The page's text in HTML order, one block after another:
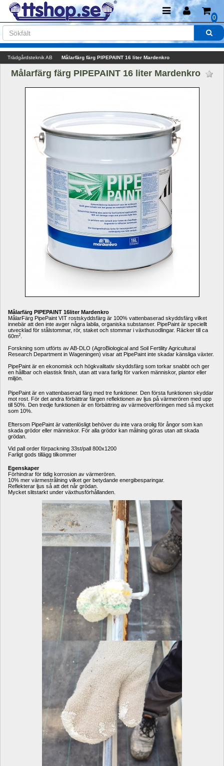
0
Trädgårdsteknik AB Målarfärg färg PIPEPAINT 16 liter Mardenkro
Målarfärg färg PIPEPAINT 16 liter Mardenkro
Målarfärg PIPEPAINT 16liter Mardenkro
MålarFärg PipePaint VIT rostskyddsfärg är 100% vattenbaserad skyddsfärg vilket
innebär att den inte avger några labila, organiska substanser. PipePaint är speciellt
utvecklad för stålstommar, rör, staket och stommar i växthusodlingar. Räcker till ca
60m2
Forskning som utförts av AB-DLO (AgroBiological and Soil Fertility Agricultural
Research Department in Wageningen) visar att PipePaint inte skadar känsliga växter.
PipePaint är en ekonomisk och högkvalitativ skyddsfärg som torkar snabbt och ger
en hållbar och elastisk finish, utan att vara farlig för varken människor, plantor eller
miljön.
PipePaint är en vattenbaserad färg med tre funktioner. Den första funktionen skyddar
mot rost. För det andra förbättrar färgen reflektionen av ljus på värmerören med upp
till 50%. Den tredje funktionen är en förbättring av värmeöverföringen med så mycket
som 10%.
Eftersom PipePaint är vattenlösligt behöver du inte vara orolig för ångor som kan
skada grödor eller människor. För alla grödor kan målning göras utan att skada
grödan.
Vid pall order förpackning 33st/pall 800x1200
Farligt gods tillägg tilkommer
Egenskaper
Förhindrar för tidig korrosion av värmerören.
10% mer värmestrålning vilket ger betydande energibesparingar.
Reflekterar ljus så att det når grödan.
Mycket slitstarkt under växthusförhållanden.